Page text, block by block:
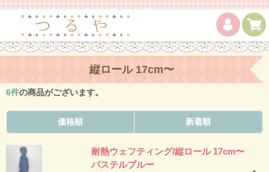
縦ロール 17cm〜
6件の商品がございます。
価格順 新着順
耐熱ウェフティング/縦ロール 17cm〜
パステルブルー